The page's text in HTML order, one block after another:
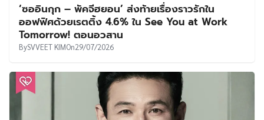
‘ซออินกุก – พัคจีฮยอน’ ส่งท้ายเรื่องราวรักใน
ออฟฟิศด้วยเรตติ้ง 4.6% ใน See You at Work
Tomorrow! ตอนอวสาน
BySVVEET KIMOn29/07/2026